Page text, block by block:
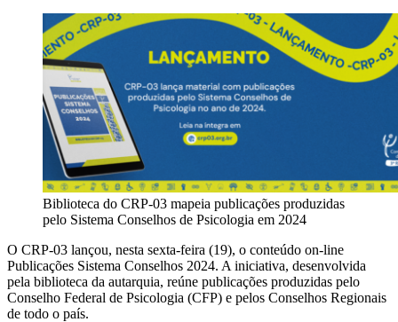
Biblioteca do CRP-03 mapeia publicações produzidas
pelo Sistema Conselhos de Psicologia em 2024
O CRP-03 lançou, nesta sexta-feira (19), o conteúdo on-line
Publicações Sistema Conselhos 2024. A iniciativa, desenvolvida
pela biblioteca da autarquia, reúne publicações produzidas pelo
Conselho Federal de Psicologia (CFP) e pelos Conselhos Regionais
de todo o país.